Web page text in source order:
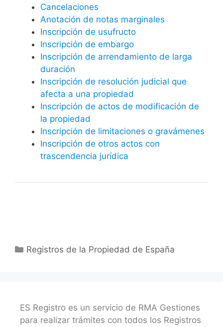
Cancelaciones
Anotación de notas marginales
Inscripción de usufructo
Inscripción de embargo
Inscripción de arrendamiento de larga
duración
Inscripción de resolución judicial que
afecta a una propiedad
Inscripción de actos de modificación de
la propiedad
Inscripción de limitaciones o gravámenes
Inscripción de otros actos con
trascendencia jurídica
Categorías
Registros de la Propiedad de España
ES Registro es un servicio de RMA Gestiones
para realizar trámites con todos los Registros